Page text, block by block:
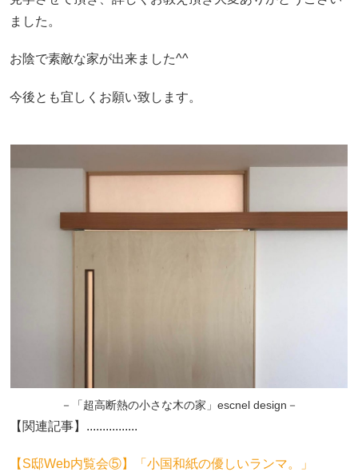
ました。
お陰で素敵な家が出来ました^^
今後とも宜しくお願い致します。
－「超高断熱の小さな木の家」escnel design－
【関連記事】................
【S邸Web内覧会⑤】「小国和紙の優しいランマ。」